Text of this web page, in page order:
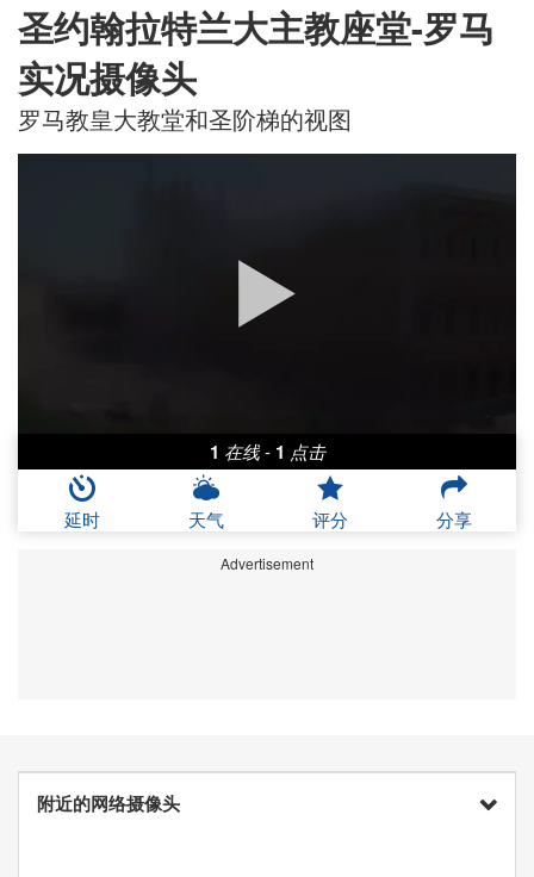
圣约翰拉特兰大主教座堂-罗马
实况摄像头
罗马教皇大教堂和圣阶梯的视图
1 在线 - 1 点击
延时 天气 评分 分享
Advertisement
附近的网络摄像头